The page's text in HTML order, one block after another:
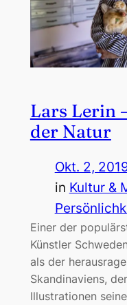
Lars Lerin
der Natur
Okt. 2,
in Kultur &
Einer der
Künstler
als der
Skandinaviens,
Illustrationen